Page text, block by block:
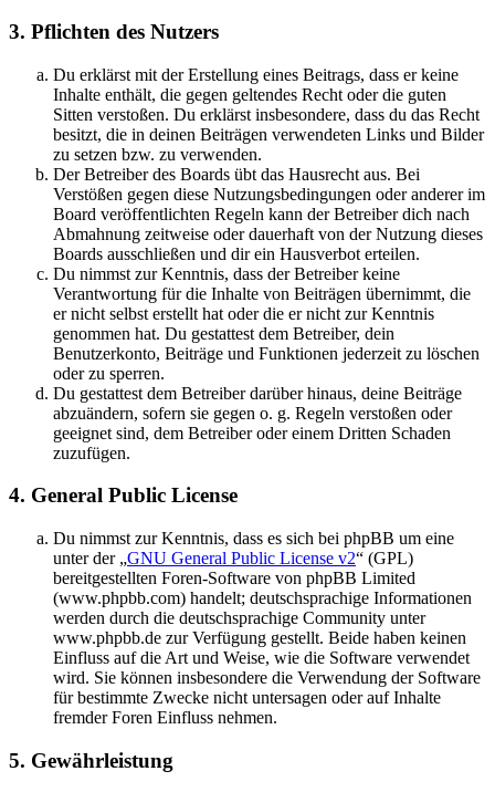
3. Pflichten des Nutzers
Du erklärst mit der Erstellung eines Beitrags, dass er keine
Inhalte enthält, die gegen geltendes Recht oder die guten
Sitten verstoßen. Du erklärst insbesondere, dass du das Recht
besitzt, die in deinen Beiträgen verwendeten Links und Bilder
zu setzen bzw. zu verwenden.
Der Betreiber des Boards übt das Hausrecht aus. Bei
Verstößen gegen diese Nutzungsbedingungen oder anderer im
Board veröffentlichten Regeln kann der Betreiber dich nach
Abmahnung zeitweise oder dauerhaft von der Nutzung dieses
Boards ausschließen und dir ein Hausverbot erteilen.
Du nimmst zur Kenntnis, dass der Betreiber keine
Verantwortung für die Inhalte von Beiträgen übernimmt, die
er nicht selbst erstellt hat oder die er nicht zur Kenntnis
genommen hat. Du gestattest dem Betreiber, dein
Benutzerkonto, Beiträge und Funktionen jederzeit zu löschen
oder zu sperren.
Du gestattest dem Betreiber darüber hinaus, deine Beiträge
abzuändern, sofern sie gegen o. g. Regeln verstoßen oder
geeignet sind, dem Betreiber oder einem Dritten Schaden
zuzufügen.
4. General Public License
Du nimmst zur Kenntnis, dass es sich bei phpBB um eine
unter der „GNU General Public License v2“ (GPL)
bereitgestellten Foren-Software von phpBB Limited
(www.phpbb.com) handelt; deutschsprachige Informationen
werden durch die deutschsprachige Community unter
www.phpbb.de zur Verfügung gestellt. Beide haben keinen
Einfluss auf die Art und Weise, wie die Software verwendet
wird. Sie können insbesondere die Verwendung der Software
für bestimmte Zwecke nicht untersagen oder auf Inhalte
fremder Foren Einfluss nehmen.
5. Gewährleistung